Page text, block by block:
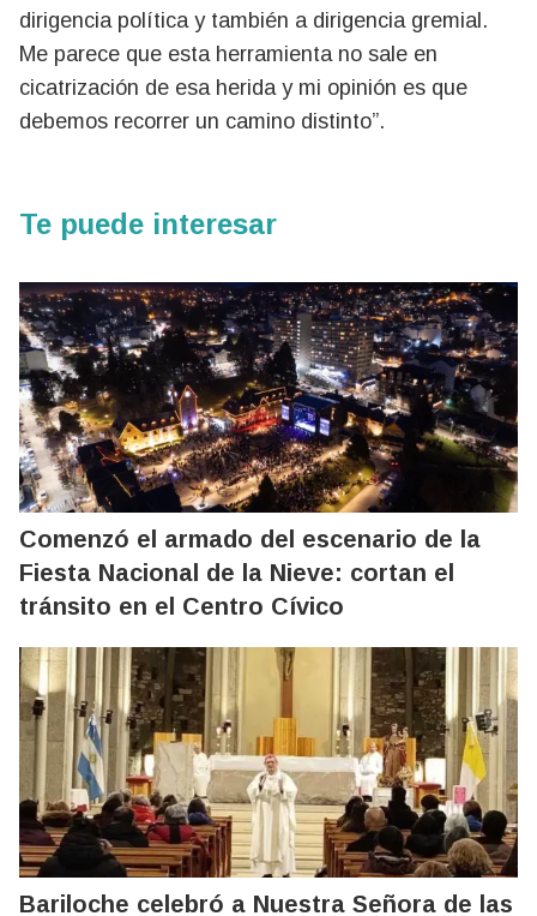
dirigencia política y también a dirigencia gremial.
Me parece que esta herramienta no sale en
cicatrización de esa herida y mi opinión es que
debemos recorrer un camino distinto”.
Te puede interesar
Comenzó el armado del escenario de la
Fiesta Nacional de la Nieve: cortan el
tránsito en el Centro Cívico
Bariloche celebró a Nuestra Señora de las